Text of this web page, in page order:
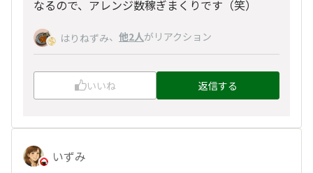
なるので、アレンジ数稼ぎまくりです（笑）
はりねずみ、 他2人がリアクション
いいね 返信する
いずみ